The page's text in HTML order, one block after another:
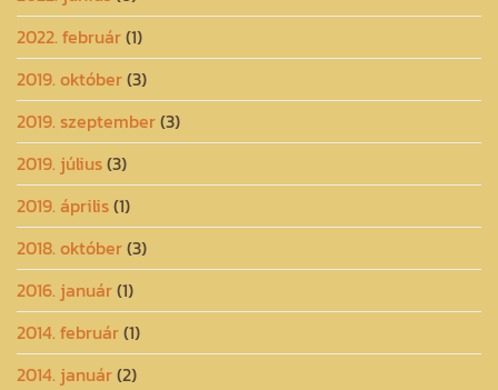
2022. február(1)
2019. október(3)
2019. szeptember(3)
2019. július(3)
2019. április(1)
2018. október(3)
2016. január(1)
2014. február(1)
2014. január(2)